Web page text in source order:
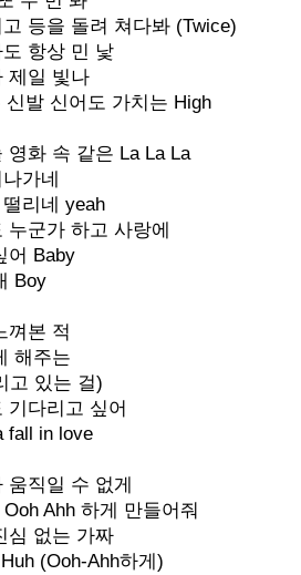
등을 돌려 쳐다봐 (Twice)
항상 민 낯
제일 빛나
신발 신어도 가치는 High
영화 속 같은 La La La
가네
리네 yeah
누군가 하고 사랑에
어 Baby
Boy
껴본 적
해주는
고 있는 걸)
기다리고 싶어
fall in love
움직일 수 없게
Ooh Ahh 하게 만들어줘
심 없는 가짜
(Ooh-Ahh하게)